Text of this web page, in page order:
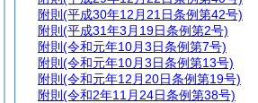
附則 (平成30年12月21日条例第42号)
附則 (平成31年3月19日条例第2号)
附則 (令和元年10月3日条例第7号)
附則 (令和元年10月3日条例第13号)
附則 (令和元年12月20日条例第19号)
附則 (令和2年11月24日条例第38号)